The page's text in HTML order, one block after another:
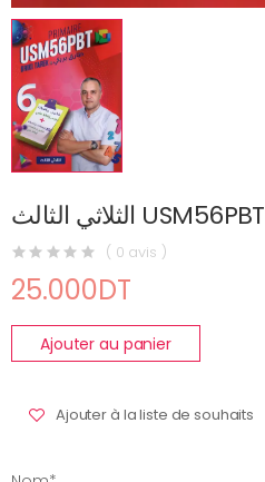
الثلاثي الثالث USM56PBT
( 0 avis )
25.000DT
Ajouter au panier
Ajouter à la liste de souhaits